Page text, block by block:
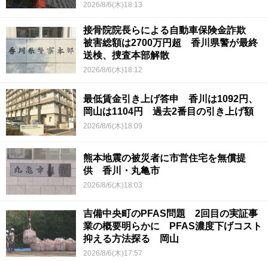
2026/8/6(木)18:13
接骨院院長らによる自動車保険金詐欺
被害総額は2700万円超 香川県警が最終
送検、捜査本部解散
2026/8/6(木)18:12
最低賃金引き上げ答申 香川は1092円、
岡山は1104円 過去2番目の引き上げ額
2026/8/6(木)18:09
熊本地震の被災者に市営住宅を無償提
供 香川・丸亀市
2026/8/6(木)18:03
吉備中央町のPFAS問題 2回目の実証事
業の概要明らかに PFAS濃度下げコスト
抑える方法探る 岡山
2026/8/6(木)17:57